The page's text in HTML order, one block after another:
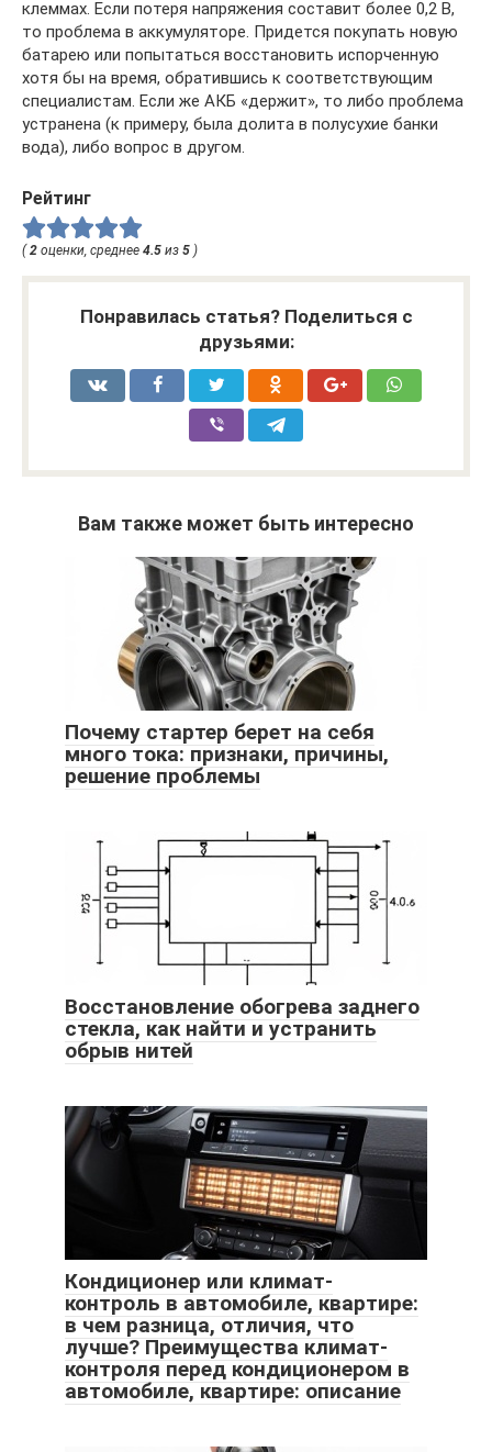
клеммах. Если потеря напряжения составит более 0,2 В,
то проблема в аккумуляторе. Придется покупать новую
батарею или попытаться восстановить испорченную
хотя бы на время, обратившись к соответствующим
специалистам. Если же АКБ «держит», то либо проблема
устранена (к примеру, была долита в полусухие банки
вода), либо вопрос в другом.
Рейтинг
( 2 оценки, среднее 4.5 из 5 )
Понравилась статья? Поделиться с
друзьями:
Вам также может быть интересно
Почему стартер берет на себя
много тока: признаки, причины,
решение проблемы
Восстановление обогрева заднего
стекла, как найти и устранить
обрыв нитей
Кондиционер или климат-
контроль в автомобиле, квартире:
в чем разница, отличия, что
лучше? Преимущества климат-
контроля перед кондиционером в
автомобиле, квартире: описание